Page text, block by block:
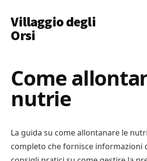
main
content
primary
sidebar
footer
menu
Villaggio degli
Orsi
Dove
Imparare
Tutto
Come
nutrie
La guida su come allontanare le
completo che fornisce informazioni